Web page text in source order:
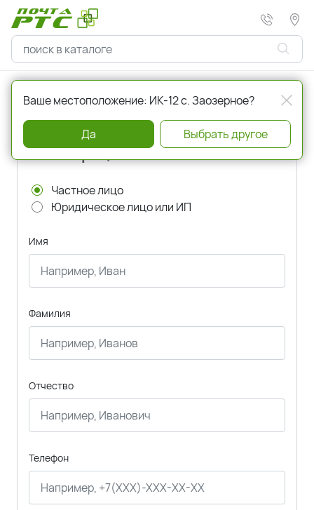
Главная Регистрация
Регистрация
Частное лицо
Юридическое лицо или ИП
Имя
Фамилия
Отчество
Телефон
Ваше местоположение: ИК-12 с. Заозерное?
Да Выбрать другое